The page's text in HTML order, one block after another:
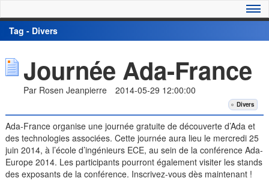
Tag - Divers
Journée Ada-France
Par Rosen Jeanpierre 2014-05-29 12:00:00
Divers
Ada-France organise une journée gratuite de découverte d’Ada et
des technologies associées. Cette journée aura lieu le mercredi 25
juin 2014, à l’école d’ingénieurs ECE, au sein de la conférence Ada-
Europe 2014. Les participants pourront également visiter les stands
des exposants de la conférence. Inscrivez-vous dès maintenant !